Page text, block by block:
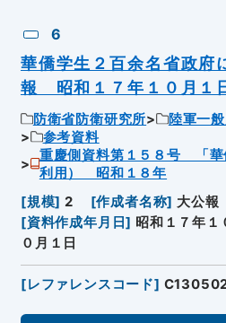
6
華僑学生２百余名省政
報 昭和１７年１０月１
防衛省防衛研究所 陸軍一
参考資料
重慶側資料第１５８号 「
利用） 昭和１８年
[規模] 2 [作成者名称] 大公報
[資料作成年月日] 昭和１７年１
０月１日
[レファレンスコード]